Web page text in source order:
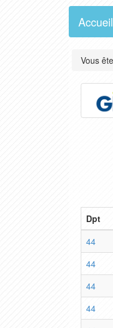
Accueil
Vous
Dpt
44
44
44
44